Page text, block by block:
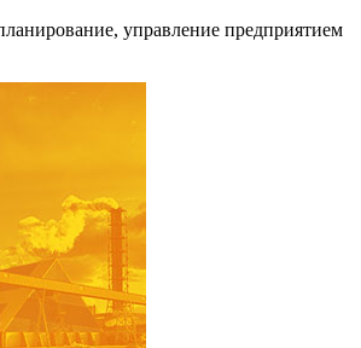
управление предприятием